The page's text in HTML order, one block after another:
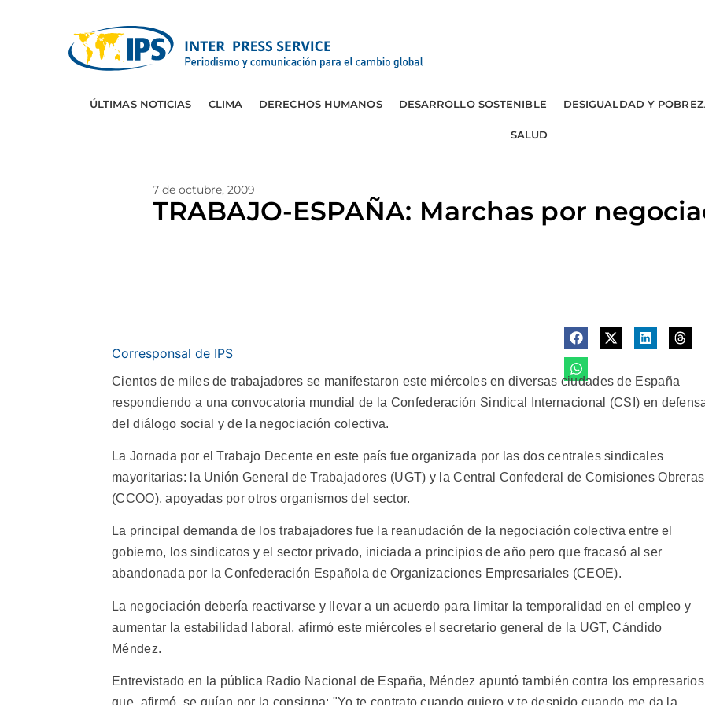
ÚLTIMAS NOTICIAS CLIMA DERECHOS HUMANOS DESARROLLO SOSTENIBLE DESIGUALDAD Y
SALUD
7 de octubre, 2009
TRABAJO-ESPAÑA: Marchas por
Corresponsal de IPS
Cientos de miles de trabajadores se manifestaron este miércoles en diversas ciudades de España
respondiendo a una convocatoria mundial de la Confederación Sindical Internacional (CSI) en
del diálogo social y de la negociación colectiva.
La Jornada por el Trabajo Decente en este país fue organizada por las dos centrales sindicales
mayoritarias: la Unión General de Trabajadores (UGT) y la Central Confederal de Comisiones Obreras
(CCOO), apoyadas por otros organismos del sector.
La principal demanda de los trabajadores fue la reanudación de la negociación colectiva entre el
gobierno, los sindicatos y el sector privado, iniciada a principios de año pero que fracasó al ser
abandonada por la Confederación Española de Organizaciones Empresariales (CEOE).
La negociación debería reactivarse y llevar a un acuerdo para limitar la temporalidad en el empleo y
aumentar la estabilidad laboral, afirmó este miércoles el secretario general de la UGT, Cándido
Méndez.
Entrevistado en la pública Radio Nacional de España, Méndez apuntó también contra los empresarios
que, afirmó, se guían por la consigna: "Yo te contrato cuando quiero y te despido cuando me da la